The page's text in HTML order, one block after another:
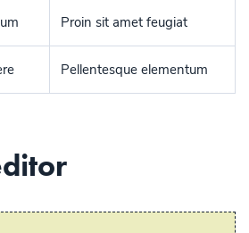
Proin sit amet feugiat
Pellentesque elementum